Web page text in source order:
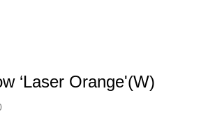
‘Laser Orange'(W)